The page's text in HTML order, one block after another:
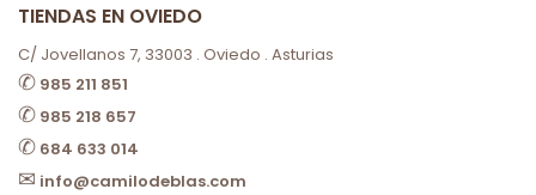
TIENDAS EN OVIEDO
C/ Jovellanos 7, 33003 . Oviedo . Asturias
✆ 985 211 851
✆ 985 218 657
✆ 684 633 014
✉ info@camilodeblas.com